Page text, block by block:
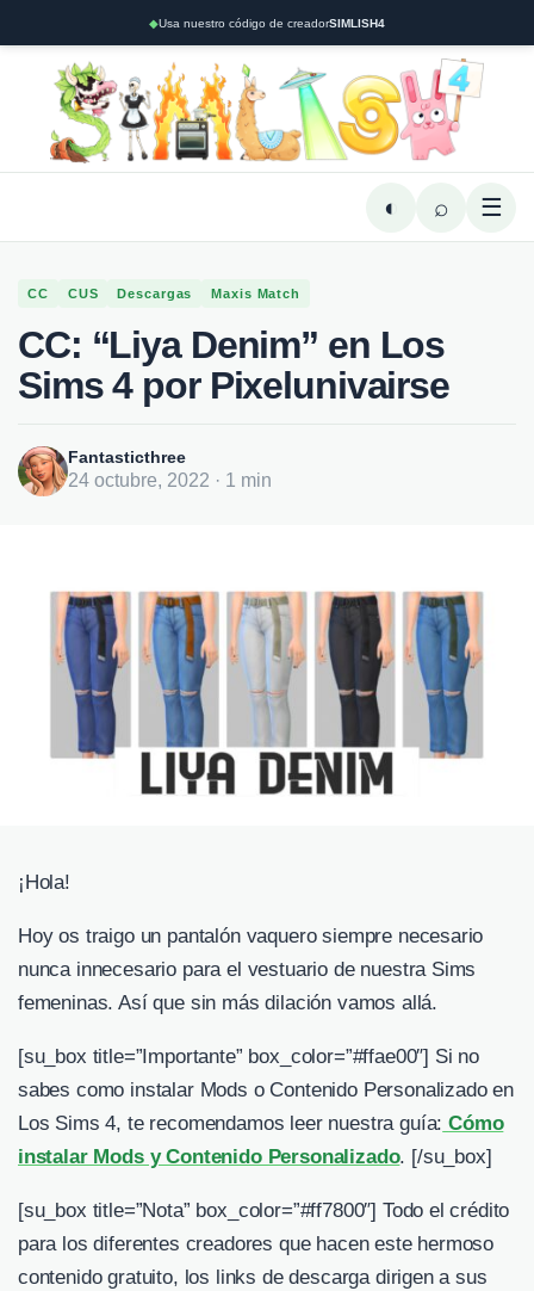
◆Usa nuestro código de creadorSIMLISH4
◐ ⌕ ☰
CC CUS Descargas Maxis Match
CC: “Liya Denim” en Los
Sims 4 por Pixelunivairse
Fantasticthree
24 octubre, 2022 · 1 min
¡Hola!
Hoy os traigo un pantalón vaquero siempre necesario
nunca innecesario para el vestuario de nuestra Sims
femeninas. Así que sin más dilación vamos allá.
[su_box title=”Importante” box_color=”#ffae00″] Si no
sabes como instalar Mods o Contenido Personalizado en
Los Sims 4, te recomendamos leer nuestra guía: Cómo
instalar Mods y Contenido Personalizado. [/su_box]
[su_box title=”Nota” box_color=”#ff7800″] Todo el crédito
para los diferentes creadores que hacen este hermoso
contenido gratuito, los links de descarga dirigen a sus